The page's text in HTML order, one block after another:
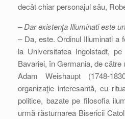
decât chiar personajul său,
– Dar existenţa Illuminati este
– Da, este. Ordinul Illuminati a
la Universitatea Ingolstadt,
Bavariei, în Germania, de
Adam Weishaupt (1748-
organizaţie interesantă, cu
politice, bazate pe filosofia
urmă răsturnarea Bisericii